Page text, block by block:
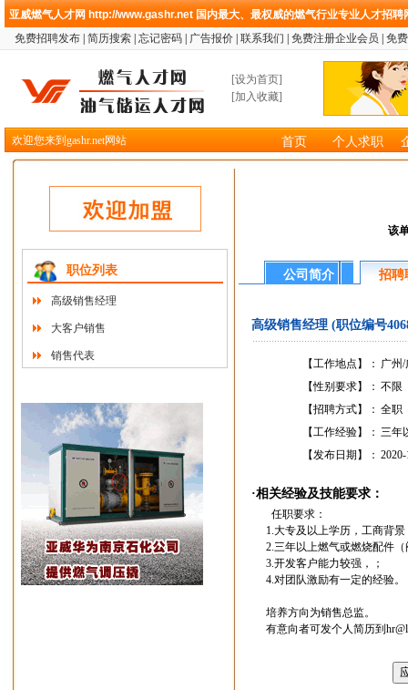
亚威燃气人才网 http://www.gashr.net 国内最大、最权威的燃气行业专业人才招
免费招聘发布 简历搜索 忘记密码 广告报价 联系我们 免费注册企业会员 免
[设为首页]
[加入收藏]
欢迎您来到gashr.net网站 首页 个人求职
职位列表
高级销售经理
大客户销售
销售代表
该
公司简介 招聘
高级销售经理 (职位编号
【工作地点】： 广州
【性别要求】： 不限
【招聘方式】： 全职
【工作经验】： 三年
【发布日期】：
·相关经验及技能要求：
任职要求：
1.大专及以上学历，工商背景
2.三年以上燃气或燃烧配件
3.开发客户能力较强，；
4.对团队激励有一定的经验。
培养方向为销售总监。
有意向者可发个人简历到